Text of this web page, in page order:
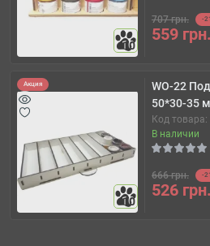
10
707 грн. -
559 грн.
Акция
10
WO-22
50*30-35
Код
В наличии
666 грн. -
526 грн.